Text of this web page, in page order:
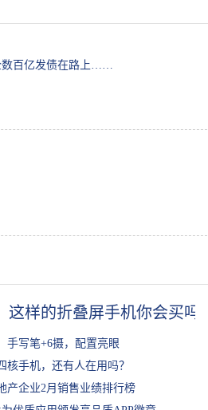
数百亿发债在路上……
样的折叠屏手机你会买吗？
手写笔+6摄，配置亮眼
核手机，还有人在用吗？
产企业2月销售业绩排行榜